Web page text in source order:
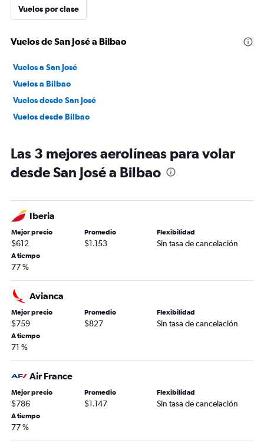
Vuelos por clase
Vuelos de San José a Bilbao
Vuelos a San José
Vuelos a Bilbao
Vuelos desde San José
Vuelos desde Bilbao
Las 3 mejores aerolíneas para volar
desde San José a Bilbao
Iberia
Mejor precio
$612
Promedio
$1.153
Flexibilidad
Sin tasa de cancelación
A tiempo
77 %
Avianca
Mejor precio
$759
Promedio
$827
Flexibilidad
Sin tasa de cancelación
A tiempo
71 %
Air France
Mejor precio
$786
Promedio
$1.147
Flexibilidad
Sin tasa de cancelación
A tiempo
77 %